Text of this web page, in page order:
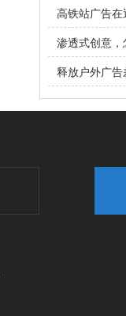
高铁站广告
渗透式创意，